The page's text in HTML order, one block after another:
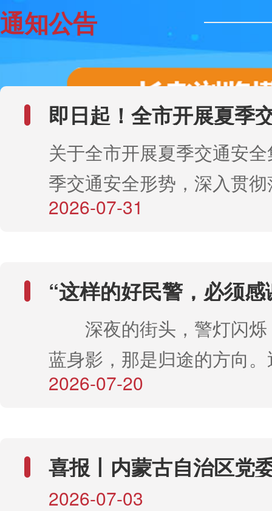
通知公告
即日起！全市开展夏季
关于全市开展夏季交通安
季交通安全形势，深入贯
障人民群众生命、财产安
治，深化开展重型货车及
通安全整治、农牧区“两违
查处一批易肇事肇祸违法
通安全隐患、严查各类突
序，严防重特大交通事故
年9月30日。二、整治重
法联合整治重型货车集中
2026-07-31
“这样的好民警，必须感
深夜的街头，警灯闪烁
蓝身影，那是归途的方向
万鑫用一次暖心的深夜救
信，不仅是对两位民警的
2026-07-20
喜报丨内蒙古自治区党
产党员、优秀党务工作
2026-07-03